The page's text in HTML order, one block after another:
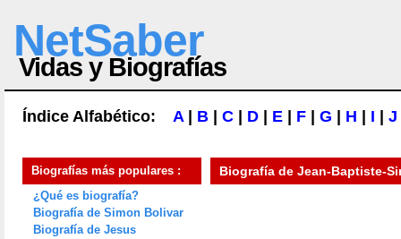
NetSaber
Vidas y Biografías
Índice Alfabético: A| B C D E F G H I J
Biografías más populares :
¿Qué es biografía?
Biografía de Simon Bolivar
Biografía de Jesus
Biografía de Jean-Baptiste-